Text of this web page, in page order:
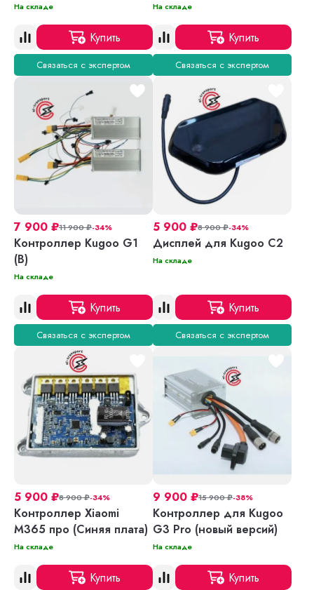
На складе
Купить
Связаться с экспертом
На складе
Купить
Связаться с экспертом
7 900 ₽11 900₽-34%
Контроллер Kugoo G1
(B)
На складе
Купить
Связаться с экспертом
5 900 ₽8 900₽-34%
Дисплей для Kugoo С2
На складе
Купить
Связаться с экспертом
5 900 ₽8 900₽-34%
Контроллер Xiaomi
M365 про (Синяя плата)
На складе
Купить
9 900 ₽15 900₽-38%
Kонтроллер для Kugoo
G3 Pro (новый версий)
На складе
Купить